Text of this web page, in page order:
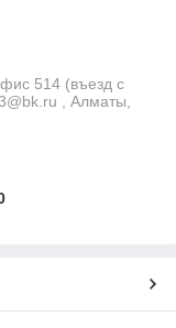
514 (въезд с
, Алматы,